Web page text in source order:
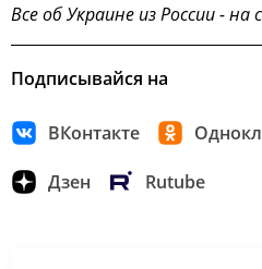
Все об Украине из России - на
Подписывайся на
ВКонтакте
Дзен Rutube